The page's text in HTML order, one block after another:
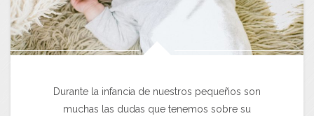
Durante la infancia de nuestros pequeños son
muchas las dudas que tenemos sobre su